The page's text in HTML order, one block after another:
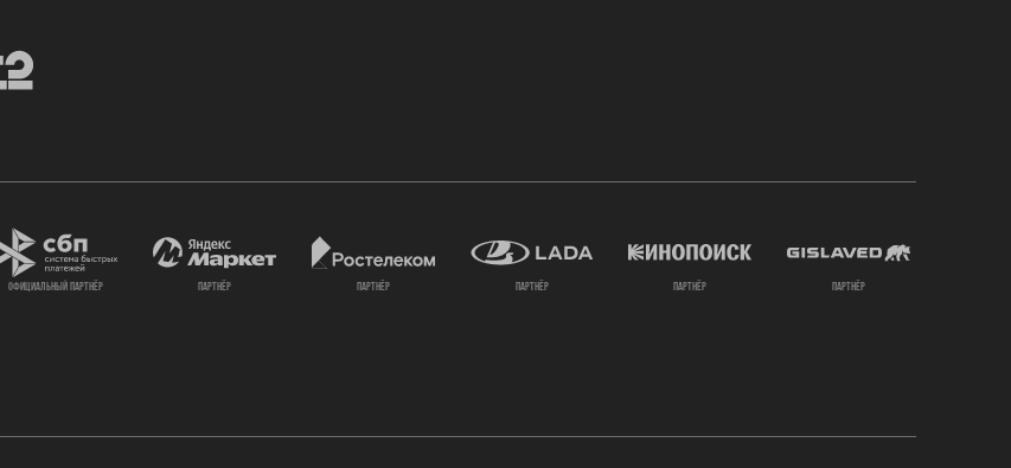
официальный партнёр партнёр партнёр партнёр партнёр партнёр